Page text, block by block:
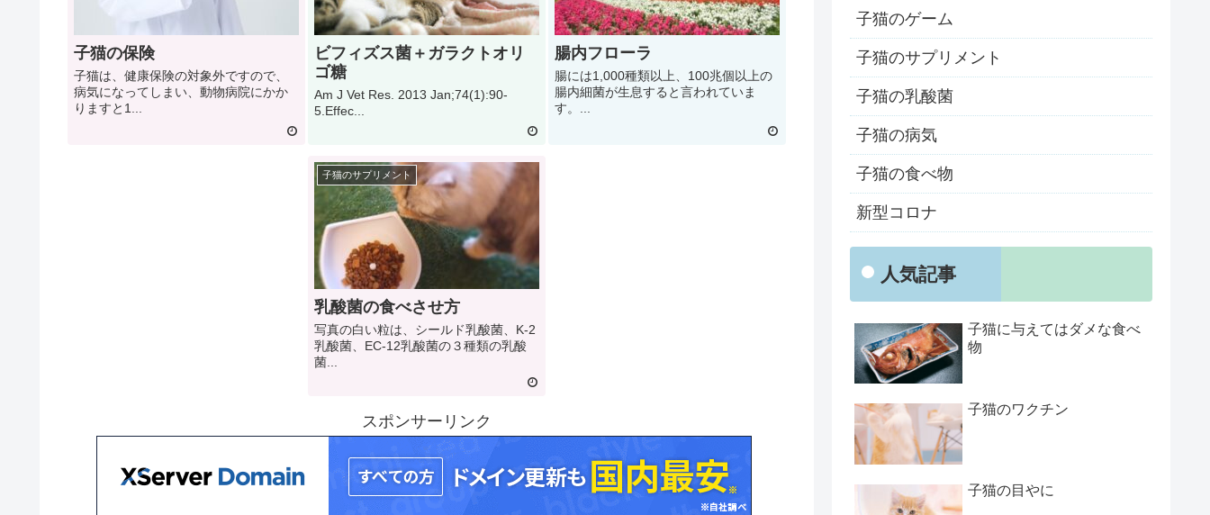
子猫の保険
子猫は、健康保険の対象外ですので、
病気になってしまい、動物病院にかか
りますと1...
ビフィズス菌＋ガラクトオリ
ゴ糖
Am J Vet Res. 2013 Jan;74(1):90-
5.Effec...
腸内フローラ
腸には1,000種類以上、100兆個以上の
腸内細菌が生息すると言われていま
す。...
子猫のサプリメント
乳酸菌の食べさせ方
写真の白い粒は、シールド乳酸菌、K-2
乳酸菌、EC-12乳酸菌の３種類の乳酸
菌...
スポンサーリンク
子猫のゲーム
子猫のサプリメント
子猫の乳酸菌
子猫の病気
子猫の食べ物
新型コロナ
人気記事
子猫に与えてはダメな食べ
物
子猫のワクチン
子猫の目やに